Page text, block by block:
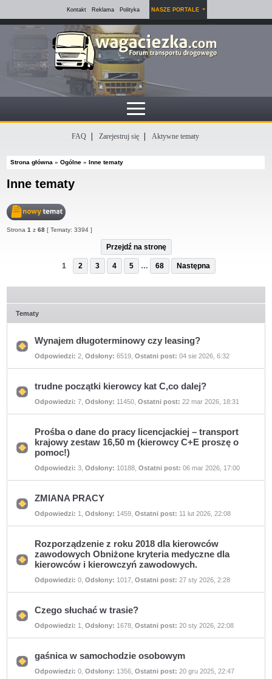
Kontakt Reklama Polityka NASZE PORTALE
FAQ Zarejestruj się Aktywne tematy
Strona główna »Ogólne »Inne tematy
Inne tematy
temat
Strona1 z68 [ Tematy: 3394 ]
Przejdź na stronę
1 2 3 4 5 … 68 Następna
Tematy
Nie
nieprzeczytanych
Wynajem długoterminowy czy leasing?
Odpowiedzi: 2 ,Odsłony: 6519 ,Ostatni post: 04 sie 2026, 6:32
Nie
nieprzeczytanych
trudne początki kierowcy kat C,co dalej?
Odpowiedzi: 7 ,Odsłony: 11450 ,Ostatni post: 22 mar 2026, 18:31
Nie
nieprzeczytanych
Prośba o dane do pracy licencjackiej – transport
krajowy zestaw 16,50 m (kierowcy C+E proszę o
pomoc!)
Odpowiedzi: 3 ,Odsłony: 10188 ,Ostatni post: 06 mar 2026, 17:00
Nie
nieprzeczytanych
ZMIANA PRACY
Odpowiedzi: 1 ,Odsłony: 1459 ,Ostatni post: 11 lut 2026, 22:08
Nie
nieprzeczytanych
Rozporządzenie z roku 2018 dla kierowców
zawodowych Obniżone kryteria medyczne dla
kierowców i kierowczyń zawodowych.
Odpowiedzi: 0 ,Odsłony: 1017 ,Ostatni post: 27 sty 2026, 2:28
Nie
nieprzeczytanych
Czego słuchać w trasie?
Odpowiedzi: 1 ,Odsłony: 1678 ,Ostatni post: 20 sty 2026, 22:08
Nie
gaśnica w samochodzie osobowym
Odpowiedzi: 0 ,Odsłony: 1356 ,Ostatni post: 20 gru 2025, 22:47